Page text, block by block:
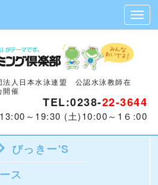
法人日本水泳連盟 公認水泳教師在
開催
TEL:0238-22-3644
～19:30 (土)10:00～1６:00
びっきー'S
ス